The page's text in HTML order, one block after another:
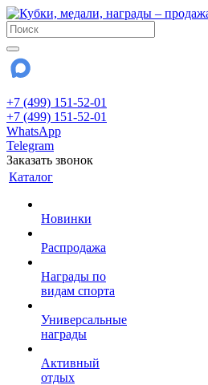
+7 (499) 151-52-01
+7 (499) 151-52-01
WhatsApp
Telegram
Заказать звонок
Каталог
Новинки
Распродажа
Награды по
видам спорта
Универсальные
награды
Активный
отдых